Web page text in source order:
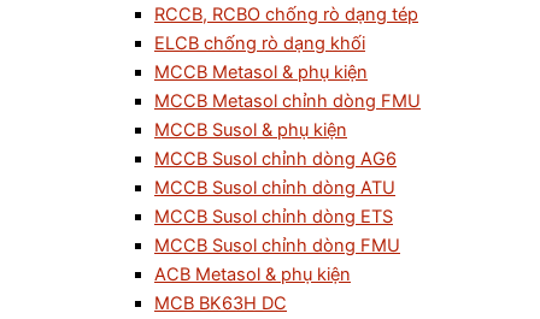
RCCB, RCBO chống rò dạng tép
ELCB chống rò dạng khối
MCCB Metasol & phụ kiện
MCCB Metasol chỉnh dòng FMU
MCCB Susol & phụ kiện
MCCB Susol chỉnh dòng AG6
MCCB Susol chỉnh dòng ATU
MCCB Susol chỉnh dòng ETS
MCCB Susol chỉnh dòng FMU
ACB Metasol & phụ kiện
MCB BK63H DC